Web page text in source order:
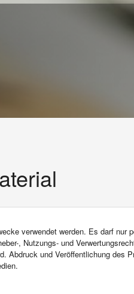
verwendet werden. Es darf nur
, Nutzungs- und
Abdruck und Veröffentlichung des